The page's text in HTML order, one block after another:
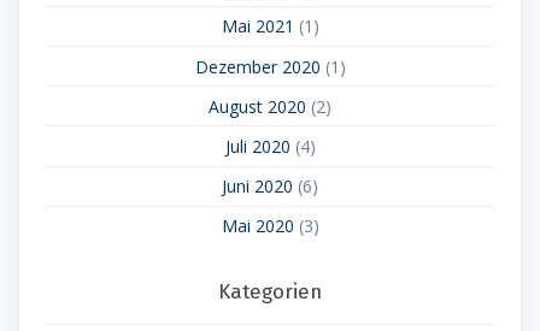
Mai 2021 (1)
Dezember 2020 (1)
August 2020 (2)
Juli 2020 (4)
Juni 2020 (6)
Mai 2020 (3)
Kategorien